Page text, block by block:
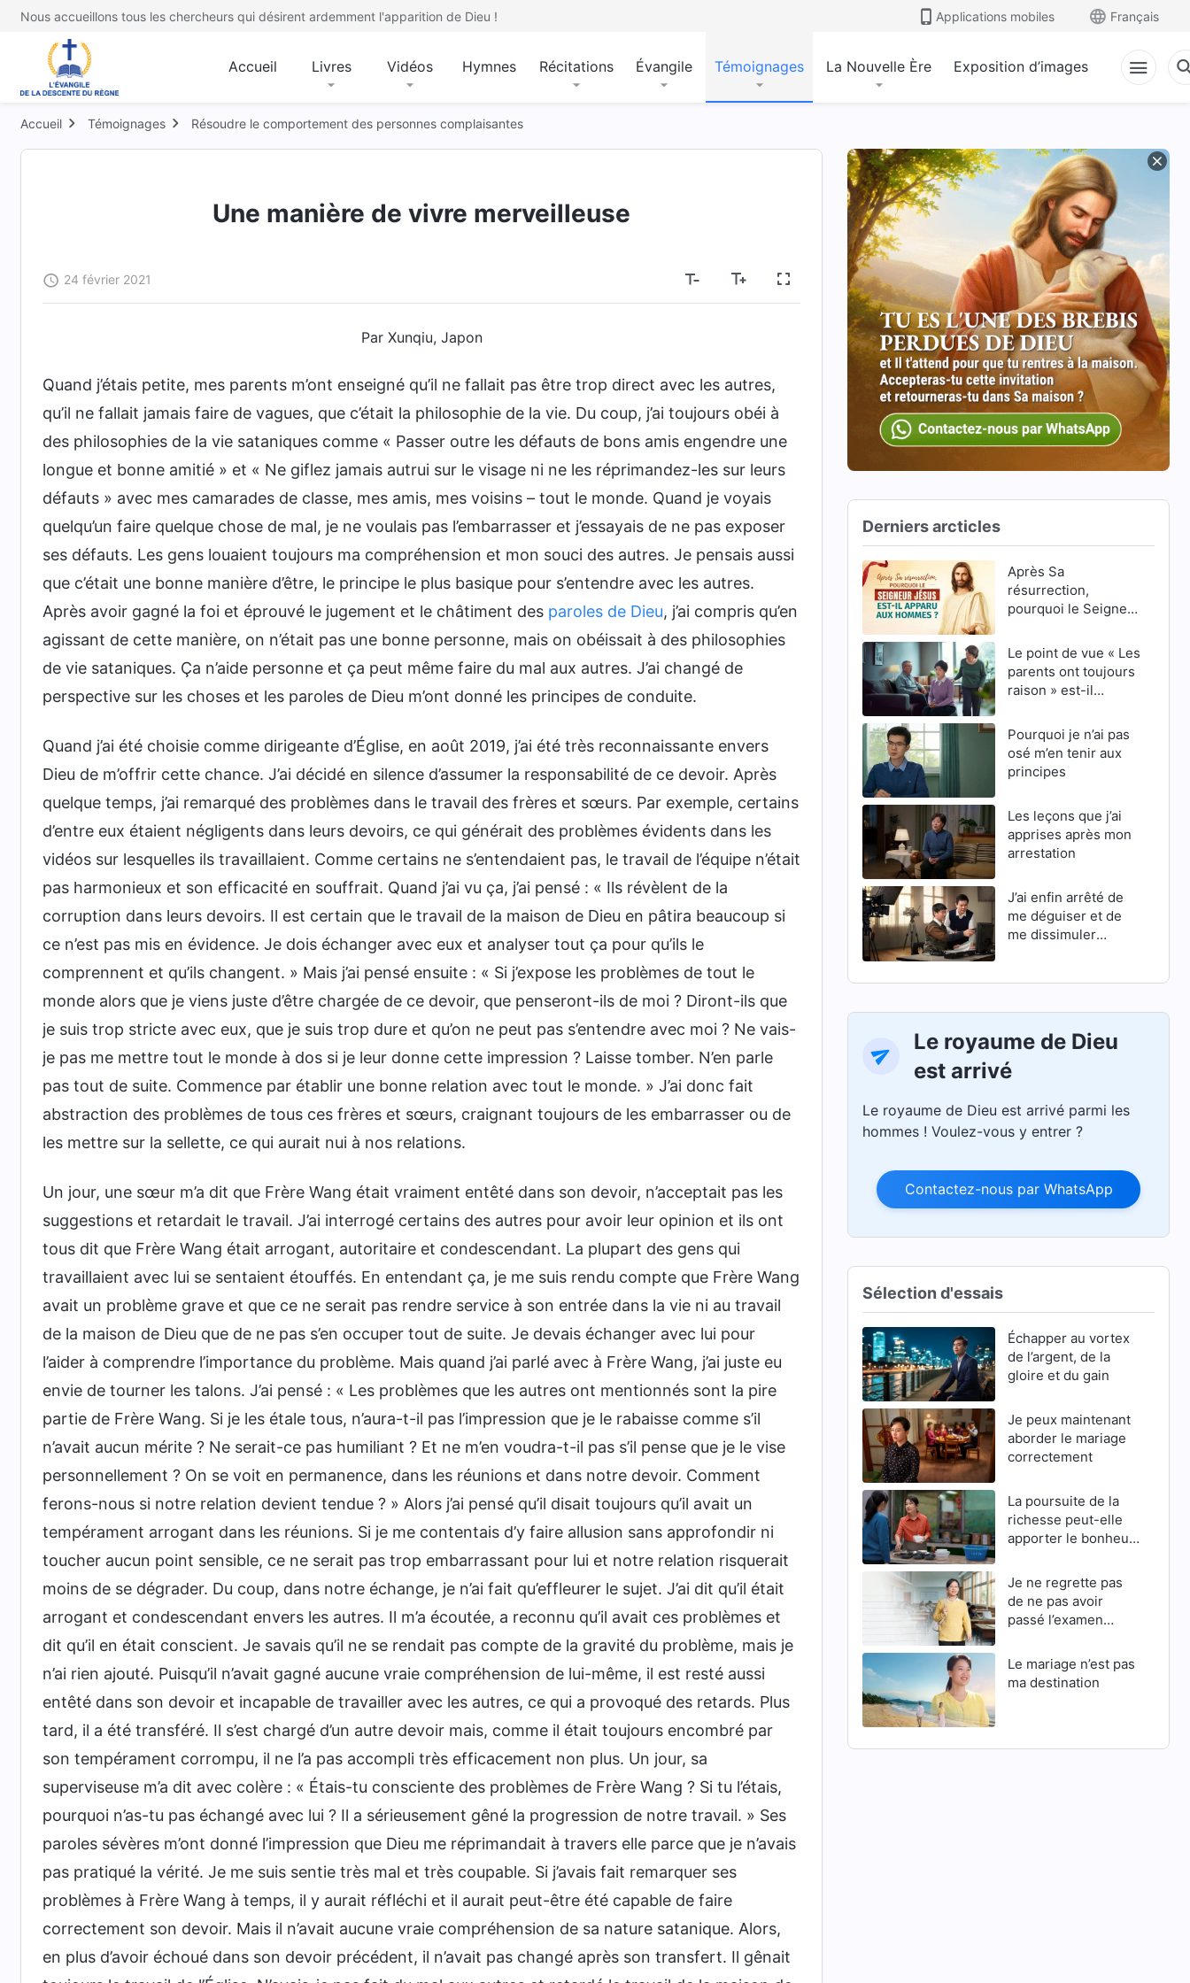
Nous accueillons tous les chercheurs qui désirent ardemment l'apparition de Dieu ! Applications mobiles Français
Accueil Livres Vidéos Hymnes Récitations Évangile Témoignages La Nouvelle Ère Exposition d’images
Accueil Témoignages Résoudre le comportement des personnes complaisantes
Une manière de vivre merveilleuse
24 février 2021
Par Xunqiu, Japon
Quand j’étais petite, mes parents m’ont enseigné qu’il ne fallait pas être trop direct avec les autres,
qu’il ne fallait jamais faire de vagues, que c’était la philosophie de la vie. Du coup, j’ai toujours obéi à
des philosophies de la vie sataniques comme « Passer outre les défauts de bons amis engendre une
longue et bonne amitié » et « Ne giflez jamais autrui sur le visage ni ne les réprimandez-les sur leurs
défauts » avec mes camarades de classe, mes amis, mes voisins – tout le monde. Quand je voyais
quelqu’un faire quelque chose de mal, je ne voulais pas l’embarrasser et j’essayais de ne pas exposer
ses défauts. Les gens louaient toujours ma compréhension et mon souci des autres. Je pensais aussi
que c’était une bonne manière d’être, le principe le plus basique pour s’entendre avec les autres.
Après avoir gagné la foi et éprouvé le jugement et le châtiment des paroles de Dieu, j’ai compris qu’en
agissant de cette manière, on n’était pas une bonne personne, mais on obéissait à des philosophies
de vie sataniques. Ça n’aide personne et ça peut même faire du mal aux autres. J’ai changé de
perspective sur les choses et les paroles de Dieu m’ont donné les principes de conduite.
Quand j’ai été choisie comme dirigeante d’Église, en août 2019, j’ai été très reconnaissante envers
Dieu de m’offrir cette chance. J’ai décidé en silence d’assumer la responsabilité de ce devoir. Après
quelque temps, j’ai remarqué des problèmes dans le travail des frères et sœurs. Par exemple, certains
d’entre eux étaient négligents dans leurs devoirs, ce qui générait des problèmes évidents dans les
vidéos sur lesquelles ils travaillaient. Comme certains ne s’entendaient pas, le travail de l’équipe n’était
pas harmonieux et son efficacité en souffrait. Quand j’ai vu ça, j’ai pensé : « Ils révèlent de la
corruption dans leurs devoirs. Il est certain que le travail de la maison de Dieu en pâtira beaucoup si
ce n’est pas mis en évidence. Je dois échanger avec eux et analyser tout ça pour qu’ils le
comprennent et qu’ils changent. » Mais j’ai pensé ensuite : « Si j’expose les problèmes de tout le
monde alors que je viens juste d’être chargée de ce devoir, que penseront-ils de moi ? Diront-ils que
je suis trop stricte avec eux, que je suis trop dure et qu’on ne peut pas s’entendre avec moi ? Ne vais-
je pas me mettre tout le monde à dos si je leur donne cette impression ? Laisse tomber. N’en parle
pas tout de suite. Commence par établir une bonne relation avec tout le monde. » J’ai donc fait
abstraction des problèmes de tous ces frères et sœurs, craignant toujours de les embarrasser ou de
les mettre sur la sellette, ce qui aurait nui à nos relations.
Un jour, une sœur m’a dit que Frère Wang était vraiment entêté dans son devoir, n’acceptait pas les
suggestions et retardait le travail. J’ai interrogé certains des autres pour avoir leur opinion et ils ont
tous dit que Frère Wang était arrogant, autoritaire et condescendant. La plupart des gens qui
travaillaient avec lui se sentaient étouffés. En entendant ça, je me suis rendu compte que Frère Wang
avait un problème grave et que ce ne serait pas rendre service à son entrée dans la vie ni au travail
de la maison de Dieu que de ne pas s’en occuper tout de suite. Je devais échanger avec lui pour
l’aider à comprendre l’importance du problème. Mais quand j’ai parlé avec à Frère Wang, j’ai juste eu
envie de tourner les talons. J’ai pensé : « Les problèmes que les autres ont mentionnés sont la pire
partie de Frère Wang. Si je les étale tous, n’aura-t-il pas l’impression que je le rabaisse comme s’il
n’avait aucun mérite ? Ne serait-ce pas humiliant ? Et ne m’en voudra-t-il pas s’il pense que je le vise
personnellement ? On se voit en permanence, dans les réunions et dans notre devoir. Comment
ferons-nous si notre relation devient tendue ? » Alors j’ai pensé qu’il disait toujours qu’il avait un
tempérament arrogant dans les réunions. Si je me contentais d’y faire allusion sans approfondir ni
toucher aucun point sensible, ce ne serait pas trop embarrassant pour lui et notre relation risquerait
moins de se dégrader. Du coup, dans notre échange, je n’ai fait qu’effleurer le sujet. J’ai dit qu’il était
arrogant et condescendant envers les autres. Il m’a écoutée, a reconnu qu’il avait ces problèmes et
dit qu’il en était conscient. Je savais qu’il ne se rendait pas compte de la gravité du problème, mais je
n’ai rien ajouté. Puisqu’il n’avait gagné aucune vraie compréhension de lui-même, il est resté aussi
entêté dans son devoir et incapable de travailler avec les autres, ce qui a provoqué des retards. Plus
tard, il a été transféré. Il s’est chargé d’un autre devoir mais, comme il était toujours encombré par
son tempérament corrompu, il ne l’a pas accompli très efficacement non plus. Un jour, sa
superviseuse m’a dit avec colère : « Étais-tu consciente des problèmes de Frère Wang ? Si tu l’étais,
pourquoi n’as-tu pas échangé avec lui ? Il a sérieusement gêné la progression de notre travail. » Ses
paroles sévères m’ont donné l’impression que Dieu me réprimandait à travers elle parce que je n’avais
pas pratiqué la vérité. Je me suis sentie très mal et très coupable. Si j’avais fait remarquer ses
problèmes à Frère Wang à temps, il y aurait réfléchi et il aurait peut-être été capable de faire
correctement son devoir. Mais il n’avait aucune vraie compréhension de sa nature satanique. Alors,
en plus d’avoir échoué dans son devoir précédent, il n’avait pas changé après son transfert. Il gênait
Derniers arcticles
Après Sa
résurrection,
pourquoi le Seigneur
aux hommes ?
Le point de vue « Les
parents ont toujours
raison » est-il
Pourquoi je n’ai pas
osé m’en tenir aux
principes
Les leçons que j’ai
apprises après mon
arrestation
J’ai enfin arrêté de
me déguiser et de
me dissimuler
Le royaume de Dieu
est arrivé
Le royaume de Dieu est arrivé parmi les
hommes ! Voulez-vous y entrer ?
Contactez-nous par WhatsApp
Sélection d'essais
Échapper au vortex
de l’argent, de la
gloire et du gain
Je peux maintenant
aborder le mariage
correctement
La poursuite de la
richesse peut-elle
apporter le bonheur
Je ne regrette pas
de ne pas avoir
passé l’examen
Le mariage n’est pas
ma destination